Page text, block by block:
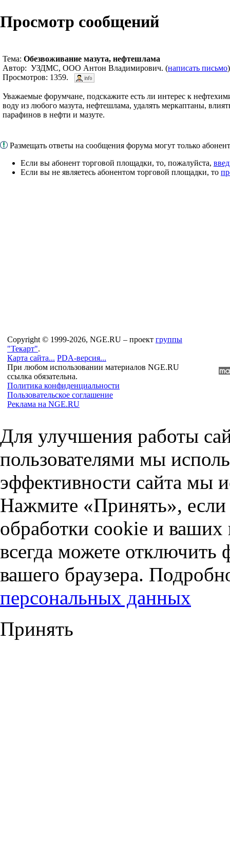
Просмотр сообщений
Тема: Обезвоживание мазута, нефтешлама
Автор: УЗДМС, ООО Антон Владимирович. (написать письмо
Просмотров: 1359.
Уважаемые форумчане, подскажите есть ли интерес к
воду из любого мазута, нефтешлама, удалять меркаптаны,
парафинов в нефти и мазуте.
Размещать ответы на сообщения форума могут только
Если вы абонент торговой площадки, то, пожалуйста,
Если вы не являетесь абонентом торговой площадки, то
Copyright © 1999-2026, NGE.RU – проект группы
"Текарт".
Карта сайта... PDA-версия...
При любом использовании материалов NGE.RU
ссылка обязательна.
Политика конфиденциальности
Пользовательское соглашение
Реклама на NGE.RU
Для улучшения работы
пользователями мы
эффективности сайта мы
Нажмите «Принять», если
обработки cookie и
всегда можете отключить
вашего браузера.
персональных данных
Принять